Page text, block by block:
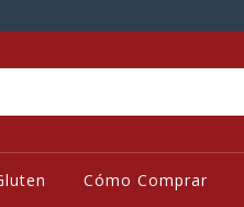
Cómo Comprar